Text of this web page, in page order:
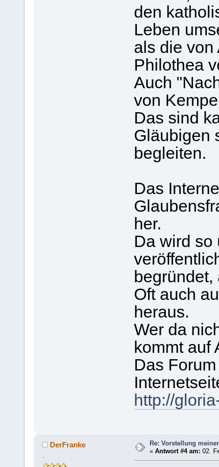
den
Leben
als die von
Philothea
Auch
von
Das sind
Gläubigen
begleiten.
Das
her.
Da wird so
Oft auch
heraus.
Wer da
kommt auf
Das
http://
DerFranke
.
Re: Vorstellung
«Antwort #4 am: 02.